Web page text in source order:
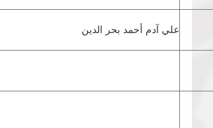
علي آدم أحمد بحر الدين